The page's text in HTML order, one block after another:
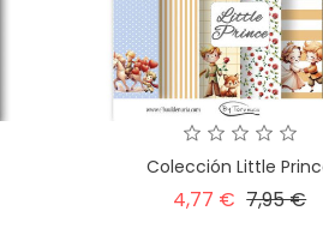
Colección Little
4,77 € Precio
7,95 €